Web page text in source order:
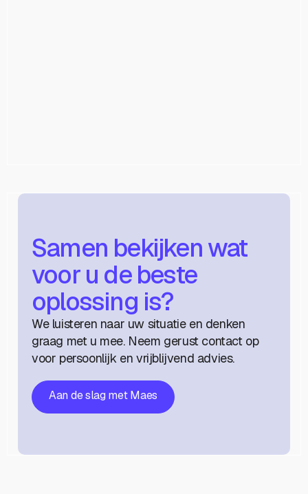
Samen bekijken wat
voor u de beste
oplossing is?
We luisteren naar uw situatie en denken
graag met u mee. Neem gerust contact op
voor persoonlijk en vrijblijvend advies.
Aan de slag met Maes